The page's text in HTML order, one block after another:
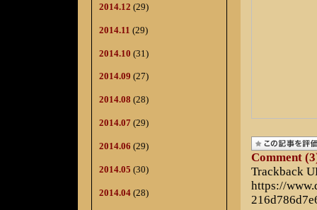
2014.12 (29)
2014.11 (29)
2014.10 (31)
2014.09 (27)
2014.08 (28)
2014.07 (29)
2014.06 (29)
2014.05 (30)
2014.04 (28)
Comment
Trackback
https://